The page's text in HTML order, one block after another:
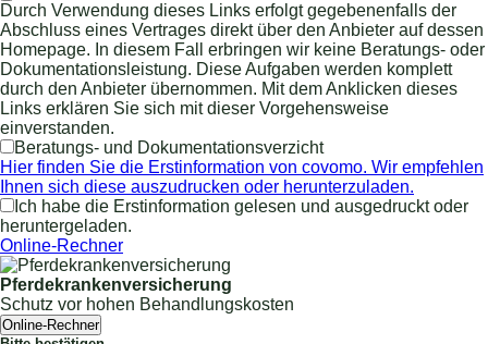
Durch Verwendung dieses Links erfolgt gegebenenfalls der
Abschluss eines Vertrages direkt über den Anbieter auf dessen
Homepage. In diesem Fall erbringen wir keine Beratungs- oder
Dokumentationsleistung. Diese Aufgaben werden komplett
durch den Anbieter übernommen. Mit dem Anklicken dieses
Links erklären Sie sich mit dieser Vorgehensweise
einverstanden.
Beratungs- und Dokumentationsverzicht
Hier finden Sie die Erstinformation von covomo. Wir empfehlen
Ihnen sich diese auszudrucken oder herunterzuladen.
Ich habe die Erstinformation gelesen und ausgedruckt oder
heruntergeladen.
Online-Rechner
Pferdekrankenversicherung
Schutz vor hohen Behandlungskosten
Online-Rechner